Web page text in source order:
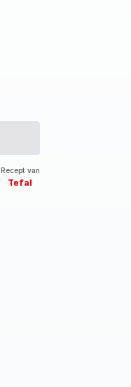
Recept van
Tefal